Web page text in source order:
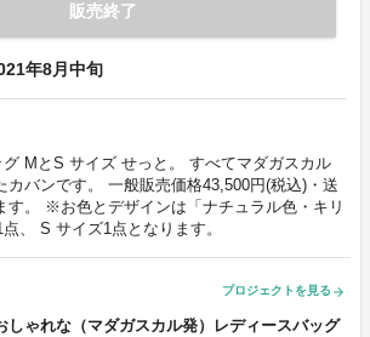
販売終了
年8月中旬
MとS サイズ せっと。 すべてマダガスカル
カバンです。 一般販売価格43,500円(税込)・送
す。 ※お色とデザインは「ナチュラル色・キリ
、 S サイズ1点となります。
プロジェクトを見る arrow_forward
しゃれな（マダガスカル発）レディースバッグ